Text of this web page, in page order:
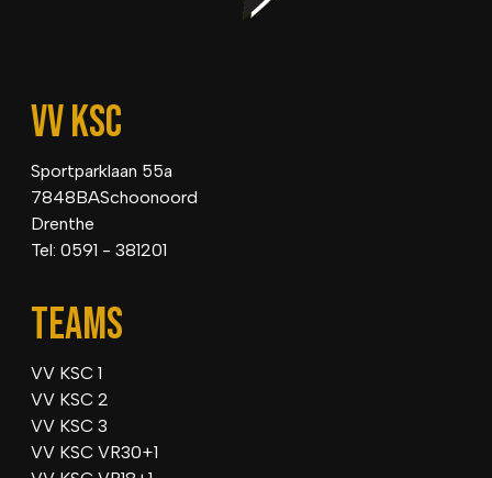
VV KSC
Sportparklaan 55a
7848BASchoonoord
Drenthe
Tel: 0591 - 381201
TEAMS
VV KSC 1
VV KSC 2
VV KSC 3
VV KSC VR30+1